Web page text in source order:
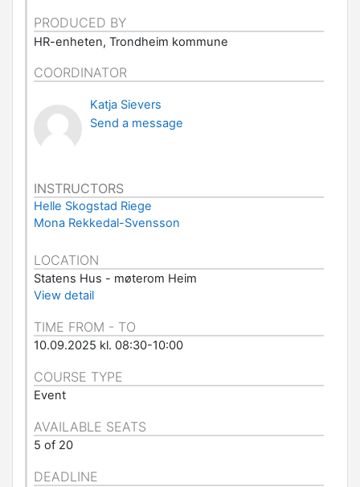
PRODUCED BY
HR-enheten, Trondheim kommune
COORDINATOR
Katja Sievers
Send a message
INSTRUCTORS
Helle Skogstad Riege
Mona Rekkedal-Svensson
LOCATION
Statens Hus - møterom Heim
View detail
TIME FROM - TO
10.09.2025 kl. 08:30-10:00
COURSE TYPE
Event
AVAILABLE SEATS
5 of 20
DEADLINE